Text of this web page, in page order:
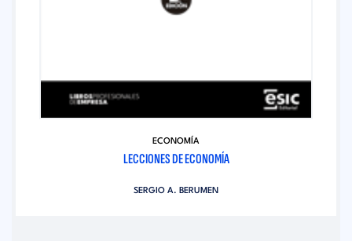
ECONOMÍA
LECCIONES DE ECONOMÍA
SERGIO A. BERUMEN